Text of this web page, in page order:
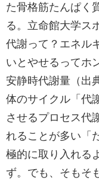
た骨格筋たんぱく
る。立命館大学ス
代謝って？エネル
いとやせるってホ
安静時代謝量（出
体のサイクル「代
させるプロセス代
れることが多い「
極的に取り入れる
ず。でも、そもそ